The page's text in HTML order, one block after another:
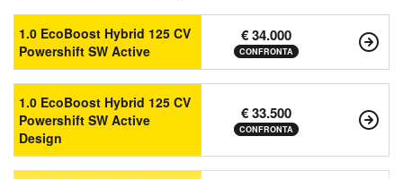
1.0 EcoBoost Hybrid 125 CV
Powershift SW Active
€ 34.000
CONFRONTA
1.0 EcoBoost Hybrid 125 CV
Powershift SW Active
Design
€ 33.500
CONFRONTA